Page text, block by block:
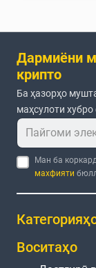
Дармиёни
крипто
Ба ҳазорҳо
маҳсулоти
Ман ба
махфияти
Воситаҳо